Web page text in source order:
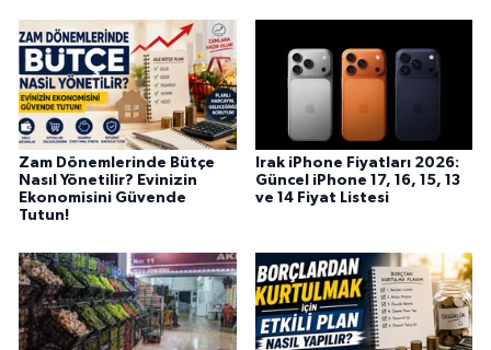
Zam Dönemlerinde Bütçe
Nasıl Yönetilir? Evinizin
Ekonomisini Güvende
Tutun!
Irak iPhone Fiyatları 2026:
Güncel iPhone 17, 16, 15, 13
ve 14 Fiyat Listesi